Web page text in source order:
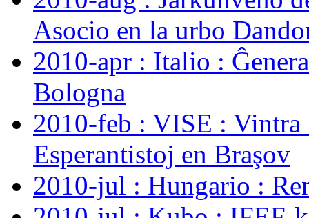
Asocio en la urbo
2010-apr : Italio :
Bologna
2010-feb : VISE : Vintra
Esperantistoj en Braşov
2010-jul : Hungario :